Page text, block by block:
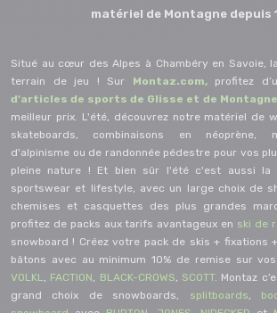
matériel de Montagne depuis
Situé au cœur des Alpes à Chambéry en Savoie,
terrain de jeu ! Sur Montaz.com, profitez
d'articles de sports de Glisse et de Montagne
meilleur prix. L'été, découvrez notre matériel de
skateboards, combinaisons en néoprène,
d'alpinisme ou de randonnée pédestre pour vos
pleine nature ! Et bien sûr l'été c'est aussi la
sportswear et lifestyle, avec un large choix de
chemises et casquettes des plus grandes
profitez de packs aux tarifs avantageux en ski de
snowboard ! Créez votre pack de skis + fixations +
bâtons avec au minimum 10% de remise sur
VOLKL, FACTION, BLACK-CROWS, SCOTT. Montaz
grand choix de snowboards,
splitboards,